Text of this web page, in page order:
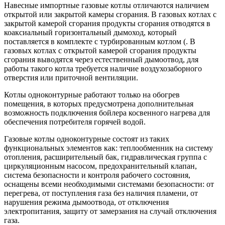
Навесные импортные газовые котлы отличаются наличием
открытой или закрытой камеры сгорания. В газовых котлах с
закрытой камерой сгорания продукты сгорания отводятся в
коаксиальный горизонтальный дымоход, который
поставляется в комплекте с турбированным котлом (. В
газовых котлах с открытой камерой сгорания продукты
сгорания выводятся через естественный дымоотвод, для
работы такого котла требуется наличие воздухозаборного
отверстия или приточной вентиляции.
Котлы одноконтурные работают только на обогрев
помещения, в которых предусмотрена дополнительная
возможность подключения бойлера косвенного нагрева для
обеспечения потребителя горячей водой.
Газовые котлы одноконтурные состоят из таких
функциональных элементов как: теплообменник на систему
отопления, расширительный бак, гидравлическая группа с
циркуляционным насосом, предохранительный клапан,
система безопасности и контроля рабочего состояния,
оснащены всеми необходимыми системами безопасности: от
перегрева, от поступления газа без наличия пламени, от
нарушения режима дымоотвода, от отключения
электропитания, защиту от замерзания на случай отключения
газа.